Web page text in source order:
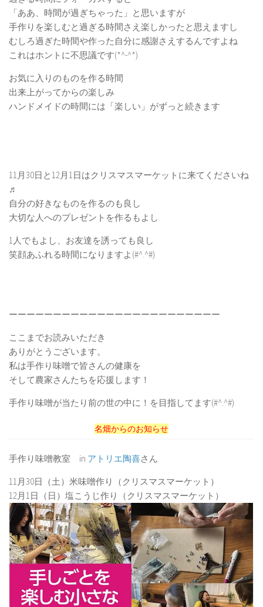
「ああ、時間が過ぎちゃった」と思いますが
手作りを楽しむと過ぎる時間さえ楽しかったと思えますし
むしろ過ぎた時間や作った自分に感謝さえするんですよね
これはホントに不思議です(*^-^*)
お気に入りのものを作る時間
出来上がってからの楽しみ
ハンドメイドの時間には「楽しい」がずっと続きます
11月30日と12月1日はクリスマスマーケットに来てくださいね
♬
自分の好きなものを作るのも良し
大切な人へのプレゼントを作るもよし
1人でもよし、お友達を誘っても良し
笑顔あふれる時間になりますよ(#^.^#)
ーーーーーーーーーーーーーーーーーーーーーーーー
ここまでお読みいただき
ありがとうございます。
私は手作り味噌で皆さんの健康を
そして農家さんたちを応援します！
手作り味噌が当たり前の世の中に！を目指してます(#^.^#)
名畑からのお知らせ
手作り味噌教室 in アトリエ陶喜さん
11月30日（土）米味噌作り（クリスマスマーケット）
12月1日（日）塩こうじ作り（クリスマスマーケット）